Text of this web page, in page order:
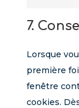
7.
Lorsque
première
fenêtre
cookies.